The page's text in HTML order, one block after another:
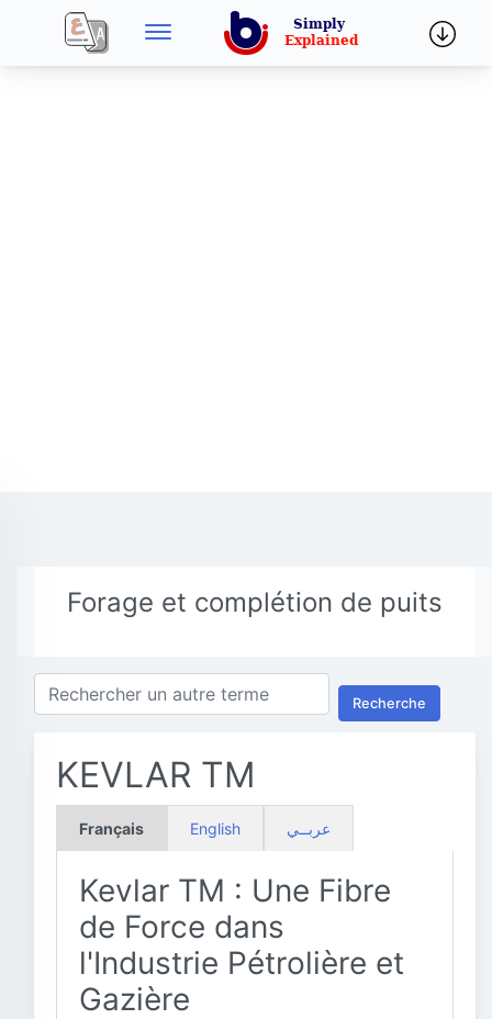
Forage et complétion de puits
Recherche
KEVLAR TM
Français English عربــي
Kevlar TM : Une Fibre
de Force dans
l'Industrie Pétrolière et
Gazière